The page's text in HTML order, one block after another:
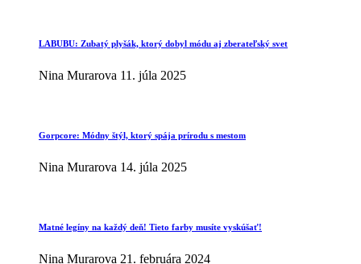
LABUBU: Zubatý plyšák, ktorý dobyl módu aj zberateľský svet
Nina Murarova 11. júla 2025
Gorpcore: Módny štýl, ktorý spája prírodu s mestom
Nina Murarova 14. júla 2025
Matné legíny na každý deň! Tieto farby musíte vyskúšať!
Nina Murarova 21. februára 2024